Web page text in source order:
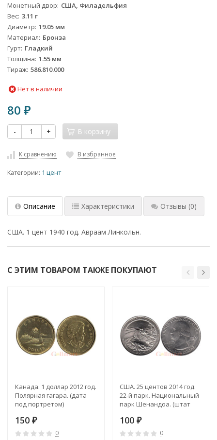
Монетный двор США, Филадельфия
Вес 3.11 г
Диаметр 19.05 мм
Материал Бронза
Гурт Гладкий
Толщина 1.55 мм
Тираж 586.810.000
Нет в наличии
80 ₽
- + В корзину
К сравнению В избранное
Категории: 1 цент
Описание Характеристики Отзывы (0)
США. 1 цент 1940 год. Авраам Линкольн.
С ЭТИМ ТОВАРОМ ТАКЖЕ ПОКУПАЮТ
Канада. 1 доллар 2012 год.
Полярная гагара. (дата
под портретом)
150 ₽
0
США. 25 центов 2014 год.
22-й парк. Национальный
парк Шенандоа. (штат
100 ₽
0